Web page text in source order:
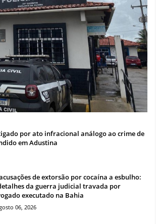
por ato infracional análogo ao crime de
em Adustina
de extorsão por cocaína a esbulho:
da guerra judicial travada por
executado na Bahia
06, 2026